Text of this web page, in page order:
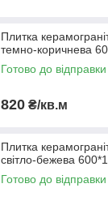
Плитка
темно-коричнева
Готово до відправки
820 ₴/кв.м
Плитка
світло-бежева
Готово до відправки